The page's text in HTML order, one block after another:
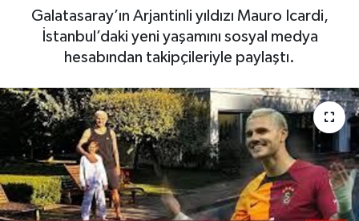
Galatasaray’ın Arjantinli yıldızı Mauro Icardi,
İstanbul’daki yeni yaşamını sosyal medya
hesabından takipçileriyle paylaştı.